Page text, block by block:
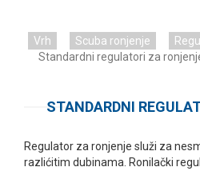
Vrh Scuba ronjenje
Standardni regulatori za
STANDARDNI
Regulator za ronjenje služi za
razlićitim dubinama. Ronilački